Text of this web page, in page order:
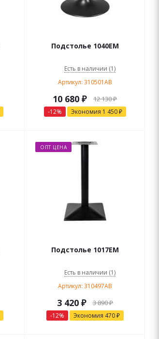
Подстолье 1040EM
Есть в наличии (1)
Артикул: 310501AB
10 680 ₽ 12 130₽
-12% Экономия 1 450₽
ОПТ ЦЕНА
Подстолье 1017EM
Есть в наличии (1)
Артикул: 310497AB
3 420₽ 3 890₽
-12% Экономия 470₽